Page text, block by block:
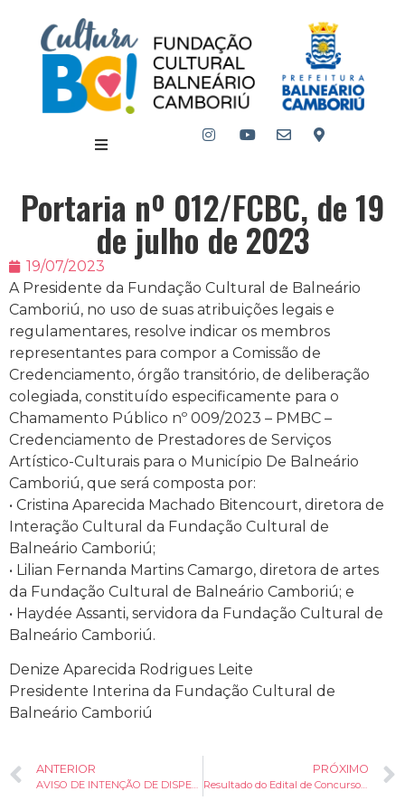
Portaria nº 012/FCBC, de 19
de julho de 2023
19/07/2023
A Presidente da Fundação Cultural de Balneário
Camboriú, no uso de suas atribuições legais e
regulamentares, resolve indicar os membros
representantes para compor a Comissão de
Credenciamento, órgão transitório, de deliberação
colegiada, constituído especificamente para o
Chamamento Público nº 009/2023 – PMBC –
Credenciamento de Prestadores de Serviços
Artístico-Culturais para o Município De Balneário
Camboriú, que será composta por:
• Cristina Aparecida Machado Bitencourt, diretora de
Interação Cultural da Fundação Cultural de
Balneário Camboriú;
• Lilian Fernanda Martins Camargo, diretora de artes
da Fundação Cultural de Balneário Camboriú; e
• Haydée Assanti, servidora da Fundação Cultural de
Balneário Camboriú.
Denize Aparecida Rodrigues Leite
Presidente Interina da Fundação Cultural de
Balneário Camboriú
ANTERIOR PRÓXIMO
Resultado do Edital de Concurso Público nº 003/2023 Prêmio Álvaro Antônio da Silva